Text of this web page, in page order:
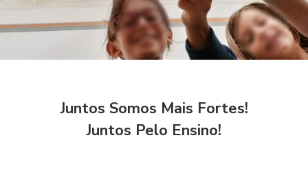
Juntos Somos Mais Fortes!
Juntos Pelo Ensino!